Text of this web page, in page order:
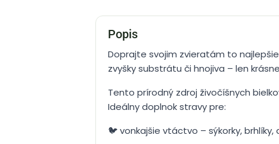
Popis
Doprajte svojim zvieratám to
zvyšky substrátu či hnojiva – len
Tento prírodný zdroj živočíšnych
Ideálny doplnok stravy pre:
🐦 vonkajšie vtáctvo – sýkorky, brhlíky,